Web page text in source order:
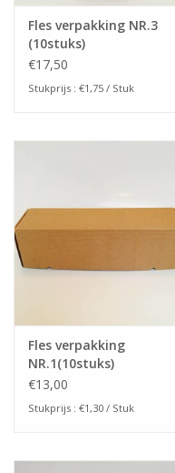
Fles verpakking NR.3
(10stuks)
€17,50
Stukprijs : €1,75 / Stuk
Fles verpakking
NR.1(10stuks)
€13,00
Stukprijs : €1,30 / Stuk